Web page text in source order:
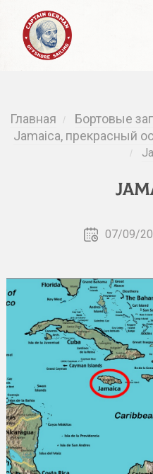
Главная / Бортовые
Jamaica, прекрасный
/
07/09/